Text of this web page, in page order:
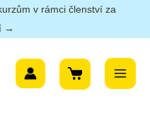
v rámci členství za
→
Menu